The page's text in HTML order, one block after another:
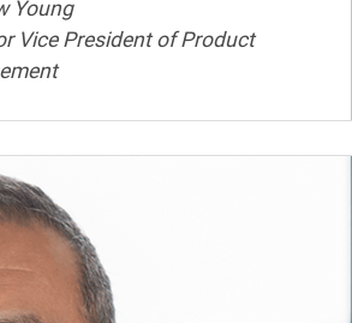
Young
Vice President of Product